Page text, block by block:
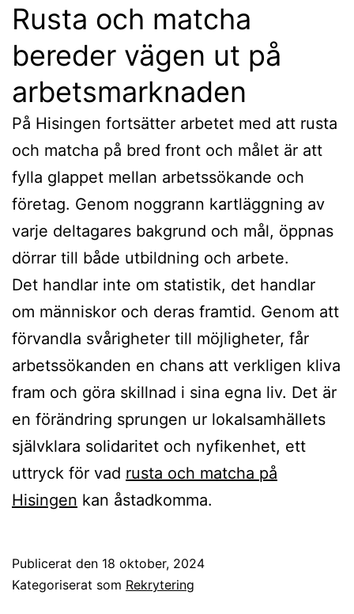
Rusta och matcha
bereder vägen ut på
arbetsmarknaden
På Hisingen fortsätter arbetet med att rusta
och matcha på bred front och målet är att
fylla glappet mellan arbetssökande och
företag. Genom noggrann kartläggning av
varje deltagares bakgrund och mål, öppnas
dörrar till både utbildning och arbete.
Det handlar inte om statistik, det handlar
om människor och deras framtid. Genom att
förvandla svårigheter till möjligheter, får
arbetssökanden en chans att verkligen kliva
fram och göra skillnad i sina egna liv. Det är
en förändring sprungen ur lokalsamhällets
självklara solidaritet och nyfikenhet, ett
uttryck för vad rusta och matcha på
Hisingen kan åstadkomma.
Publicerat den 18 oktober, 2024
Kategoriserat som Rekrytering